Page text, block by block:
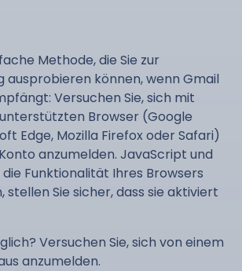
Methode, die Sie zur
ausprobieren können, wenn Gmail
Versuchen Sie, sich mit
Browser (Google
Edge, Mozilla Firefox oder Safari)
anzumelden. JavaScript und
Funktionalität Ihres Browsers
Sie sicher, dass sie aktiviert
Versuchen Sie, sich von einem
anzumelden.